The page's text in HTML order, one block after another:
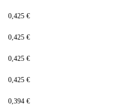
0,425 €
0,425 €
0,425 €
0,425 €
0,394 €